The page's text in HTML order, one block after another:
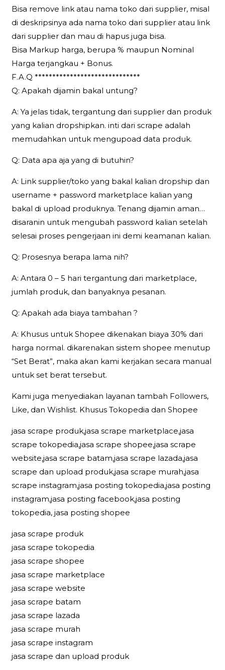
Bisa remove link atau nama toko dari supplier, misal
di deskripsinya ada nama toko dari supplier atau link
dari supplier dan mau di hapus juga bisa.
Bisa Markup harga, berupa % maupun Nominal
Harga terjangkau + Bonus.
F.A.Q ******************************
Q: Apakah dijamin bakal untung?
A: Ya jelas tidak, tergantung dari supplier dan produk
yang kalian dropshipkan. inti dari scrape adalah
memudahkan untuk mengupoad data produk.
Q: Data apa aja yang di butuhin?
A: Link supplier/toko yang bakal kalian dropship dan
username + password marketplace kalian yang
bakal di upload produknya. Tenang dijamin aman…
disaranin untuk mengubah password kalian setelah
selesai proses pengerjaan ini demi keamanan kalian.
Q: Prosesnya berapa lama nih?
A: Antara 0 – 5 hari tergantung dari marketplace,
jumlah produk, dan banyaknya pesanan.
Q: Apakah ada biaya tambahan ?
A: Khusus untuk Shopee dikenakan biaya 30% dari
harga normal. dikarenakan sistem shopee menutup
“Set Berat”, maka akan kami kerjakan secara manual
untuk set berat tersebut.
Kami juga menyediakan layanan tambah Followers,
Like, dan Wishlist. Khusus Tokopedia dan Shopee
jasa scrape produk,jasa scrape marketplace,jasa
scrape tokopedia,jasa scrape shopee,jasa scrape
website,jasa scrape batam,jasa scrape lazada,jasa
scrape dan upload produk,jasa scrape murah,jasa
scrape instagram,jasa posting tokopedia,jasa posting
instagram,jasa posting facebook,jasa posting
tokopedia, jasa posting shopee
jasa scrape produk
jasa scrape tokopedia
jasa scrape shopee
jasa scrape marketplace
jasa scrape website
jasa scrape batam
jasa scrape lazada
jasa scrape murah
jasa scrape instagram
jasa scrape dan upload produk